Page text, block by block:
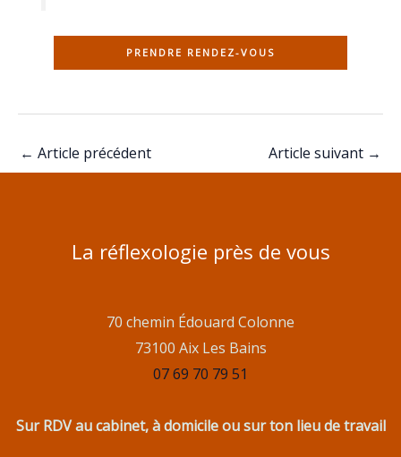
PRENDRE RENDEZ-VOUS
← Article précédent Article suivant →
La réflexologie près de vous
70 chemin Édouard Colonne
73100 Aix Les Bains
07 69 70 79 51
Sur RDV au cabinet, à domicile ou sur ton lieu de travail